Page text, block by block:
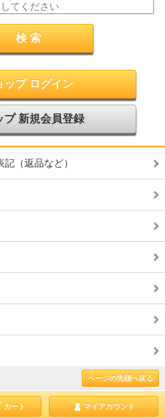
ップ ログイン
プ 新規会員登録
（返品など）
ページの先頭へ戻る
カート マイアカウント